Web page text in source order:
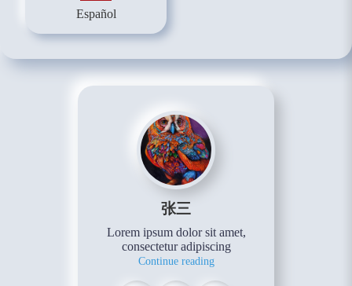
Español
张三
Lorem ipsum dolor sit amet,
consectetur adipiscing
Continue reading